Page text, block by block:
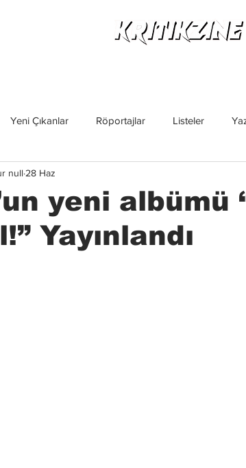
Yeni Çıkanlar Röportajlar Listeler
İncelemeler
yeni albümü
Yayınlandı
null 28 Haz